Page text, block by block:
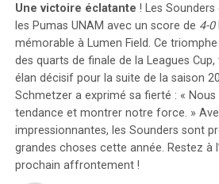
Une victoire éclatante ! Les
les Pumas UNAM avec un score de 4-0
mémorable à Lumen Field. Ce
des quarts de finale de la Leagues
élan décisif pour la suite de la saison
Schmetzer a exprimé sa fierté : «
tendance et montrer notre force. »
impressionnantes, les Sounders sont
grandes choses cette année. Restez à
prochain affrontement !